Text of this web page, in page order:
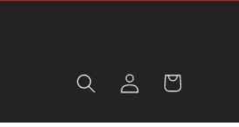
Kirjaudu
sisään
Ostoskori